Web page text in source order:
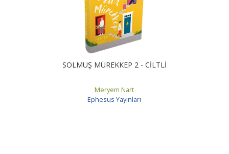
SOLMUŞ MÜREKKEP 2 - CİLTLİ
Meryem Nart
Ephesus Yayınları